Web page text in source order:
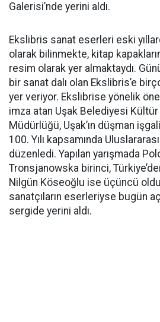
Galerisi’nde yerini aldı.
Ekslibris sanat eserleri eski
olarak bilinmekte, kitap
resim olarak yer almaktaydı.
bir sanat dalı olan Ekslibris’e
yer veriyor. Ekslibrise yönelik
imza atan Uşak Belediyesi
Müdürlüğü, Uşak’ın düşman
100. Yılı kapsamında
düzenledi. Yapılan yarışmada
Tronsjanowska birinci,
Nilgün Köseoğlu ise üçüncü
sanatçıların eserleriyse bugün
sergide yerini aldı.